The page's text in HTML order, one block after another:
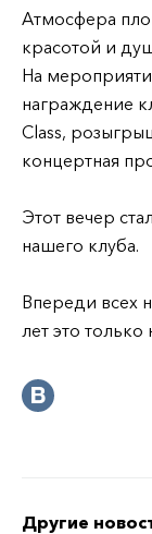
Атмосфера
красотой и
На
награждение
Class,
концертная
Этот вечер
нашего клуба.
Впереди всех
лет это
Другие